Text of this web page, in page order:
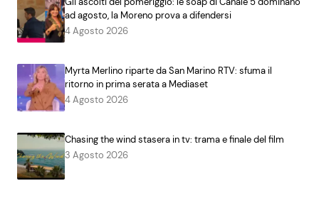
ad agosto, la Moreno prova a difendersi
4 Agosto 2026
Myrta Merlino riparte da San Marino RTV: sfuma il
ritorno in prima serata a Mediaset
4 Agosto 2026
Chasing the wind stasera in tv: trama e finale del film
3 Agosto 2026